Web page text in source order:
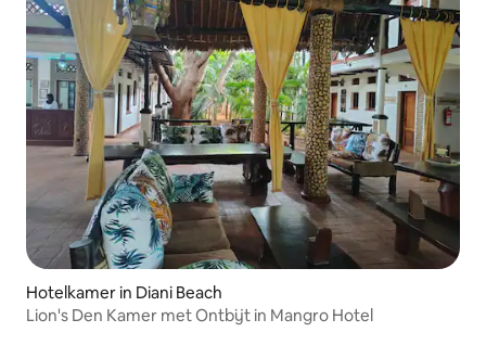
Hotelkamer in Diani Beach
Lion's Den Kamer met Ontbijt in Mangro Hotel